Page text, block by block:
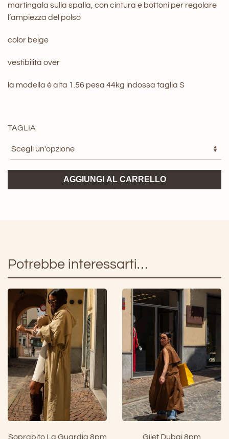
martingala sulla spalla, con cintura e bottoni per regolare
l’ampiezza del polso
color beige
vestibilità over
la modella è alta 1.56 pesa 44kg indossa taglia S
TAGLIA
ViCOLO
AGGIUNGI AL CARRELLO
Potrebbe interessarti…
Soprabito La Guardia 8pm Gilet Dubai 8pm